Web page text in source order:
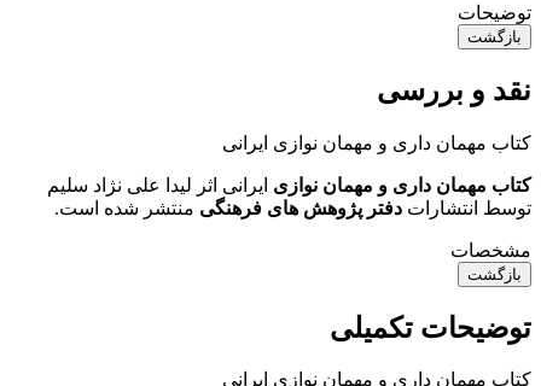
توضیحات
بازگشت
نقد و بررسی
کتاب مهمان داری و مهمان نوازی ایرانی
کتاب مهمان داری و مهمان نوازی ایرانی اثر لیدا علی نژاد سلیم
توسط انتشارات دفتر پژوهش های فرهنگی منتشر شده است.
مشخصات
بازگشت
توضیحات تکمیلی
کتاب مهمان داری و مهمان نوازی ایرانی